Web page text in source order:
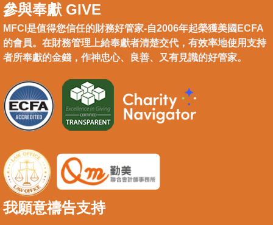
參與奉獻 GIVE
MFCI是值得您信任的財務好管家-自2006年起榮獲美國ECFA
的會員。在財務管理上給奉獻者清楚交代，有效率地使用支持
者所奉獻的金錢，作神忠心、良善、又有見識的好管家。
我願意禱告支持